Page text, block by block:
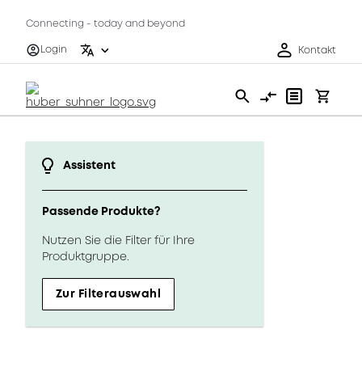
Connecting - today and beyond
Login
Kontakt
Assistent
Passende Produkte?
Nutzen Sie die Filter für Ihre
Produktgruppe.
Zur Filterauswahl